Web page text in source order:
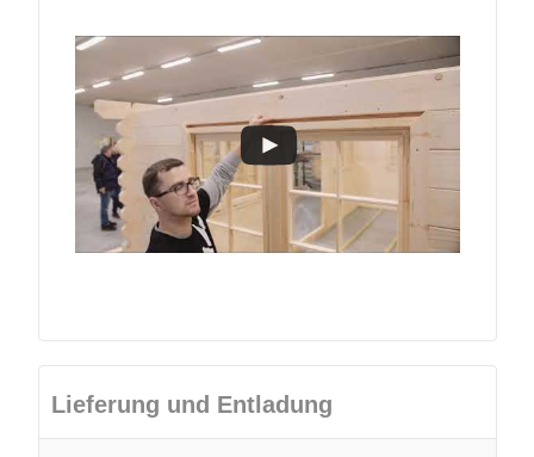
Lieferung und Entladung